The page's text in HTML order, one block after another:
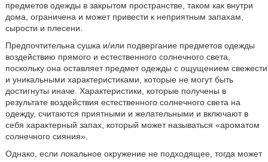
предметов одежды в закрытом пространстве, таком как внутри
дома, ограничена и может привести к неприятным запахам,
сырости и плесени.
Предпочтительна сушка и/или подвергание предметов одежды
воздействию прямого и естественного солнечного света,
поскольку она оставляет предмет одежды с ощущением свежести
и уникальными характеристиками, которые не могут быть
достигнуты иначе. Характеристики, которые получены в
результате воздействия естественного солнечного света на
одежду, считаются приятными и желательными и включают в
себя характерный запах, который может называться «ароматом
солнечного сияния».
Однако, если локальное окружение не подходящее, тогда может